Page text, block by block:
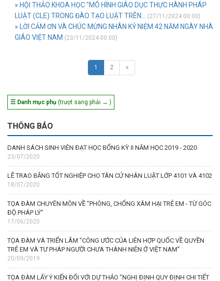
» HỘI THẢO KHOA HỌC "MÔ HÌNH GIÁO DỤC THỰC HÀNH PHÁP
LUẬT (CLE) TRONG ĐÀO TẠO LUẬT TRÊN...
(27/11/2024 00:00)
» LỜI CẢM ƠN VÀ CHÚC MỪNG NHÂN KỶ NIỆM 42 NĂM NGÀY NHÀ
GIÁO VIỆT NAM (23/11/2024 00:00)
1 2 »
☰ Danh mục phụ (trượt sang phải → )
THÔNG BÁO
DANH SÁCH SINH VIÊN ĐẠT HỌC BỔNG KỲ II NĂM HỌC 2019 - 2020
23/07/2020
LỄ TRAO BẰNG TỐT NGHIỆP CHO TÂN CỬ NHÂN LUẬT LỚP 4101 VÀ 4102
18/07/2020
TỌA ĐÀM CHUYÊN MÔN VỀ "PHÒNG, CHỐNG XÂM HẠI TRẺ EM - TỪ GÓC
ĐỘ PHÁP LÝ"
17/06/2020
TỌA ĐÀM VÀ TRIỂN LÃM "CÔNG ƯỚC CỦA LIÊN HỢP QUỐC VỀ QUYỀN
TRẺ EM VÀ TƯ PHÁP NGƯỜI CHƯA THÀNH NIÊN Ở VIỆT NAM"
20/09/2019
TỌA ĐÀM LẤY Ý KIẾN ĐỐI VỚI DỰ THẢO "NGHỊ ĐỊNH QUY ĐỊNH CHI TIẾT